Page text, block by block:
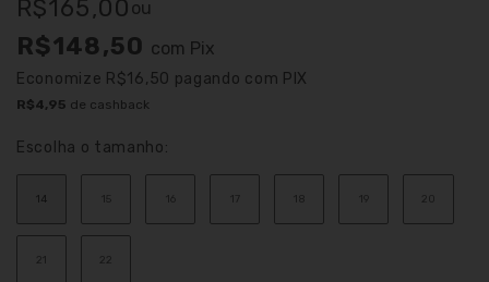
R$165,00 ou
R$148,50 com Pix
Economize R$16,50 pagando com PIX
R$4,95 de cashback
Escolha o tamanho:
14 15 16 17 18 19 20
21 22